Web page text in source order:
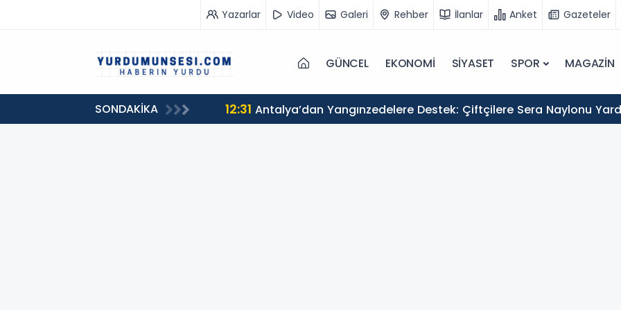
Yazarlar Video Galeri Rehber İlanlar Anket Gazeteler
GÜNCEL EKONOMİ SİYASET SPOR MAGAZİN
SONDAKİKA 12:31 Antalya’dan Yangınzedelere Destek: Çiftçilere Sera Naylonu